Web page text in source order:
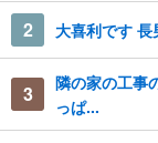
2 大喜利です 長
3
隣の家の工事
っぱ...